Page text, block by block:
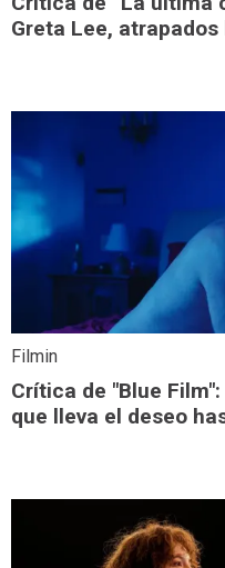
Greta Lee,
Filmin
Crítica de "Blue
que lleva el deseo